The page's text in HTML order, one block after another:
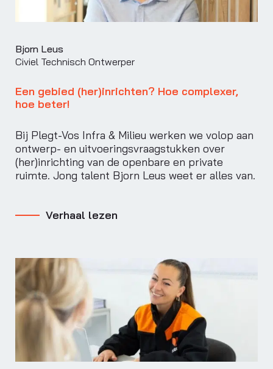
Bjorn Leus
Civiel Technisch Ontwerper
Een gebied (her)inrichten? Hoe complexer,
hoe beter!
Bij Plegt-Vos Infra & Milieu werken we volop aan
ontwerp- en uitvoeringsvraagstukken over
(her)inrichting van de openbare en private
ruimte. Jong talent Bjorn Leus weet er alles van.
Verhaal lezen